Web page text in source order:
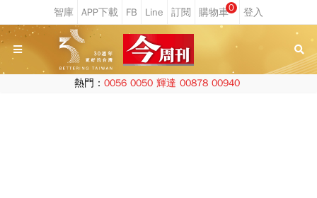
0
熱門： 0056 0050 輝達 00878 00940